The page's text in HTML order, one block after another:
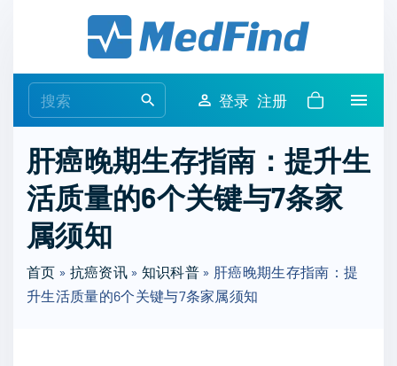
e
r
c
h
r
登录 注册
肝癌晚期生存指南：提升生
活质量的6个关键与7条家
属须知
首页 » 抗癌资讯» 知识科普 » 肝癌晚期生存指南：提
升生活质量的6个关键与7条家属须知